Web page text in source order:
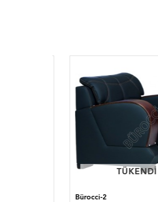
TÜKENDI
TÜKENDI
Bürocci-2